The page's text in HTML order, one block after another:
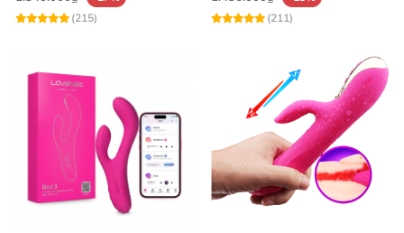
khác biệt và thăng hoa cùng Magic Eyes Winding
Stick!
(215)
(211)